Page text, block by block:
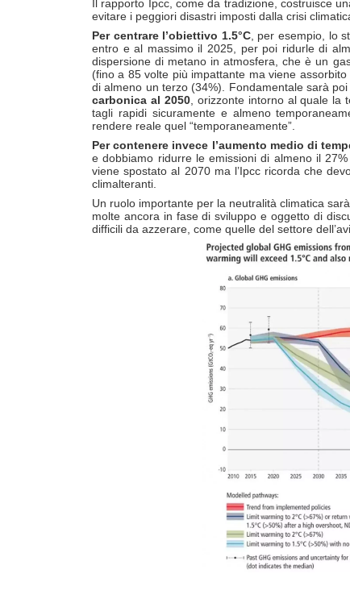
Il rapporto Ipcc, come da tradizione, costruisce
evitare i peggiori disastri imposti dalla crisi
Per centrare l’obiettivo 1.5°C, per esempio, lo
entro e al massimo il 2025, per poi ridurle di
dispersione di metano in atmosfera, che è un
(fino a 85 volte più impattante ma viene
di almeno un terzo (34%). Fondamentale sarà
carbonica al 2050, orizzonte intorno al quale la
tagli rapidi sicuramente e almeno
rendere reale quel “temporaneamente”.
Per contenere invece l’aumento medio di
e dobbiamo ridurre le emissioni di almeno il
viene spostato al 2070 ma l’Ipcc ricorda che
climalteranti.
Un ruolo importante per la neutralità climatica
molte ancora in fase di sviluppo e oggetto di
difficili da azzerare, come quelle del settore